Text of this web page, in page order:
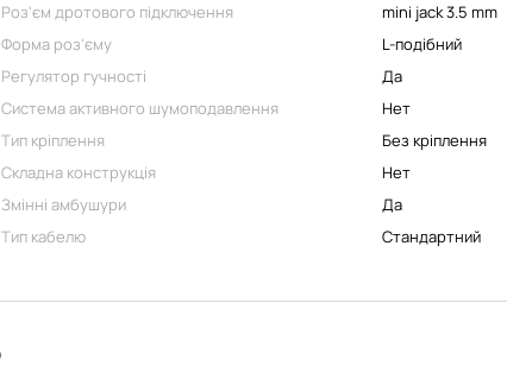
Роз'єм дротового підключення
mini jack 3.5 mm
Форма роз'єму
L-подібний
Регулятор гучності
Да
Система активного шумоподавлення
Нет
Тип кріплення
Без кріплення
Складна конструкція
Нет
Змінні амбушури
Да
Тип кабелю
Стандартний